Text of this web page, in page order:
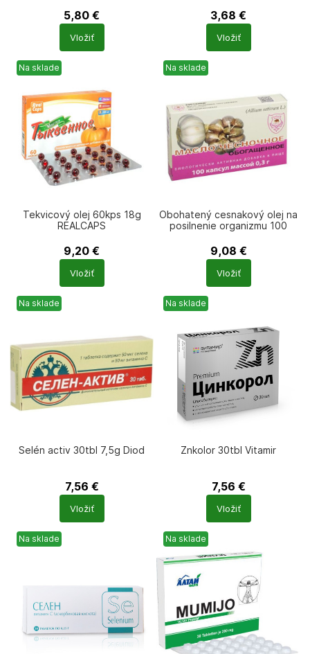
5,80 €
Počet
produktů
Vložiť
3,68 €
Počet
produktů
Vložiť
Na sklade
Tekvicový olej 60kps 18g
REALCAPS
9,20 €
Počet
produktů
Vložiť
Na sklade
Obohatený cesnakový olej na
posilnenie organizmu 100
9,08 €
Počet
produktů
Vložiť
Na sklade
Selén activ 30tbl 7,5g Diod
7,56 €
Počet
produktů
Vložiť
Na sklade
Znkolor 30tbl Vitamir
7,56 €
Počet
produktů
Vložiť
Na sklade Na sklade